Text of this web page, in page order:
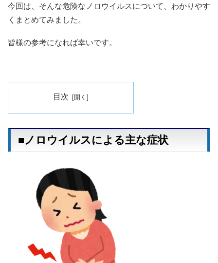
今回は、そんな危険なノロウイルスについて、わかりやす
くまとめてみました。
皆様の参考になれば幸いです。
目次
■ノロウイルスによる主な症状